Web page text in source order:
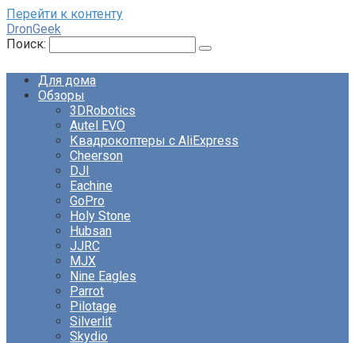
Перейти к контенту
DronGeek
Поиск:
Для дома
Обзоры
3DRobotics
Autel EVO
Квадрокоптеры с AliExpress
Cheerson
DJI
Eachine
GoPro
Holy Stone
Hubsan
JJRC
MJX
Nine Eagles
Parrot
Pilotage
Silverlit
Skydio